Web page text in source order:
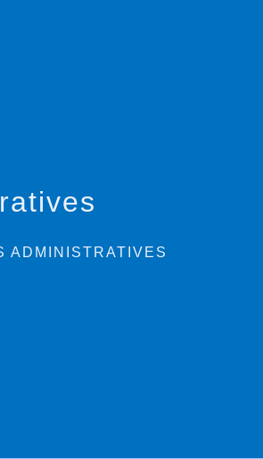
ADMINISTRATIVES